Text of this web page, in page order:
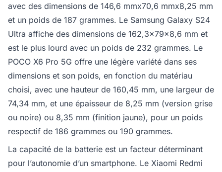
avec des dimensions de 146,6 mmx70,6 mmx8,25 mm
et un poids de 187 grammes. Le Samsung Galaxy S24
Ultra affiche des dimensions de 162,3x79x8,6 mm et
est le plus lourd avec un poids de 232 grammes. Le
POCO X6 Pro 5G offre une légère variété dans ses
dimensions et son poids, en fonction du matériau
choisi, avec une hauteur de 160,45 mm, une largeur de
74,34 mm, et une épaisseur de 8,25 mm (version grise
ou noire) ou 8,35 mm (finition jaune), pour un poids
respectif de 186 grammes ou 190 grammes.
La capacité de la batterie est un facteur déterminant
pour l’autonomie d’un smartphone. Le Xiaomi Redmi